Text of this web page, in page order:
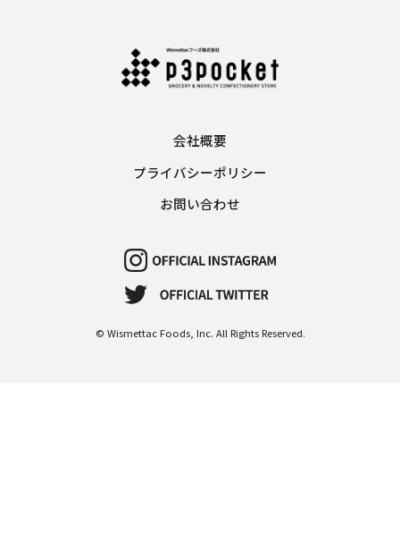
会社概要
プライバシーポリシー
お問い合わせ
© Wismettac Foods, Inc. All Rights Reserved.